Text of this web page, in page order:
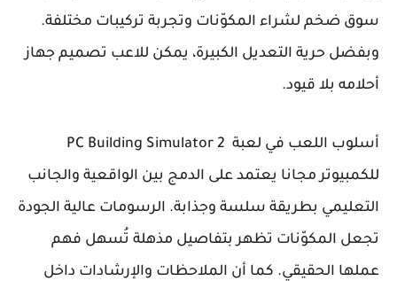
سوق ضخم لشراء المكوّنات وتجربة تركيبات مختلفة.
وبفضل حرية التعديل الكبيرة، يمكن للاعب تصميم جهاز
أحلامه بلا قيود.
أسلوب اللعب في لعبة PC Building Simulator 2
للكمبيوتر مجانا يعتمد على الدمج بين الواقعية والجانب
التعليمي بطريقة سلسة وجذابة. الرسومات عالية الجودة
تجعل المكوّنات تظهر بتفاصيل مذهلة تُسهل فهم
عملها الحقيقي. كما أن الملاحظات والإرشادات داخل